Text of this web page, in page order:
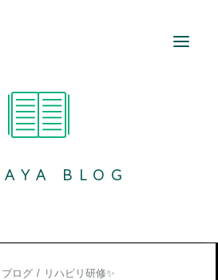
BLOG
ブログ リハビリ研修✨